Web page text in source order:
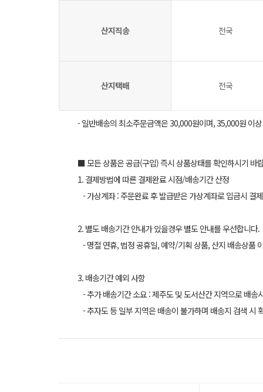
산지직송 전국
산지택배 전국
- 일반배송의 최소주문금액은 30,000원이며, 35,000원 이
■ 모든 상품은 공급(구입) 즉시 상품상태를 확인하시기 바
1. 결제방법에 따른 결제완료 시점/배송기간 산정
- 가상계좌 : 주문완료 후 발급받은 가상계좌로 입금시
2. 별도 배송기간 안내가 있을경우 별도 안내를 우선합니다.
- 명절 연휴, 법정 공휴일, 예약/기획 상품, 산지 배송상품
3. 배송기간 예외 사항
- 추가 배송기간 소요 : 제주도 및 도서산간 지역으로 배
- 추자도 등 일부 지역은 배송이 불가하며 배송지 검색 시